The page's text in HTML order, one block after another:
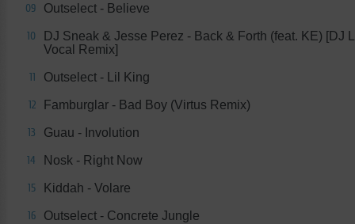
09 Outselect - Believe
10
DJ Sneak & Jesse Perez - Back & Forth (feat. KE) [DJ
Vocal Remix]
11 Outselect - Lil King
12 Famburglar - Bad Boy (Virtus Remix)
13 Guau - Involution
14 Nosk - Right Now
15 Kiddah - Volare
16 Outselect - Concrete Jungle